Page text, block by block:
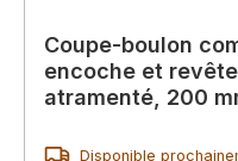
Coupe-boulon
encoche et
atramenté, 200
Disponible